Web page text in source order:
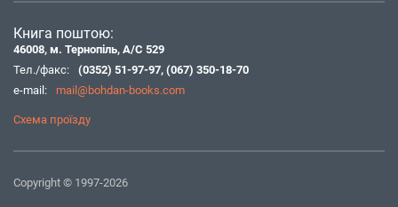
Книга поштою:
46008, м. Тернопіль, А/С 529
Тел./факс:
(0352) 51-97-97, (067) 350-18-70
e-mail:
mail@bohdan-books.com
Схема проїзду
Copyright © 1997-2026